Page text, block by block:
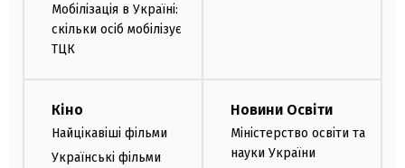
Мобілізація в Україні:
скільки осіб мобілізує
ТЦК
Кіно
Найцікавіші фільми
Українські фільми
Новини Освіти
Міністерство освіти та
науки України